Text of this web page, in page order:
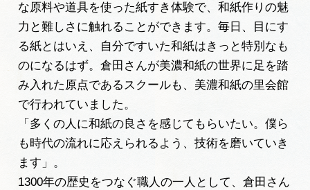
な原料や道具を使った紙すき体験で、和紙作りの魅
力と難しさに触れることができます。毎日、目にす
る紙とはいえ、自分ですいた和紙はきっと特別なも
のになるはず。倉田さんが美濃和紙の世界に足を踏
み入れた原点であるスクールも、美濃和紙の里会館
で行われていました。
「多くの人に和紙の良さを感じてもらいたい。僕ら
も時代の流れに応えられるよう、技術を磨いていき
ます」。
1300年の歴史をつなぐ職人の一人として、倉田さん